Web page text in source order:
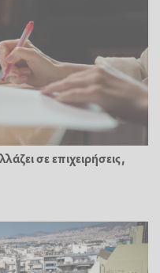
σε επιχειρήσεις,